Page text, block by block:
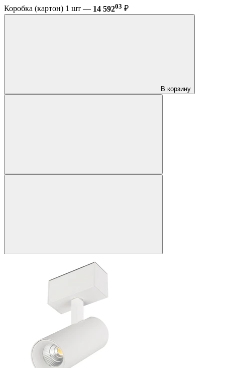
Коробка (картон) 1 шт — 14 59203 ₽
В корзину